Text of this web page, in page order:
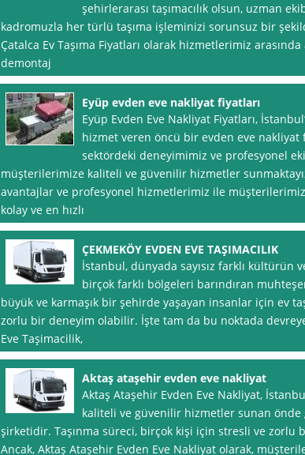
şehirlerarası taşımacılık olsun, uzman
kadromuzla her türlü taşıma işleminizi sorunsuz bir
Çatalca Ev Taşıma Fiyatları olarak hizmetlerimiz
demontaj
Eyüp evden eve nakliyat fiyatları
Eyüp Evden Eve Nakliyat Fiyatları,
hizmet veren öncü bir evden eve nakliyat
sektördeki deneyimimiz ve profesyonel
müşterilerimize kaliteli ve güvenilir hizmetler
avantajlar ve profesyonel hizmetlerimiz ile
kolay ve en hızlı
ÇEKMEKÖY EVDEN EVE TAŞIMACILIK
İstanbul, dünyada sayısız farklı kültürün
birçok farklı bölgeleri barındıran
büyük ve karmaşık bir şehirde yaşayan insanlar için ev
zorlu bir deneyim olabilir. İşte tam da bu noktada
Eve Taşimacilik,
Aktaş ataşehir evden eve nakliyat
Aktaş Ataşehir Evden Eve Nakliyat,
kaliteli ve güvenilir hizmetler sunan
şirketidir. Taşınma süreci, birçok kişi için stresli ve zorlu
Ancak, Aktaş Ataşehir Evden Eve Nakliyat olarak,